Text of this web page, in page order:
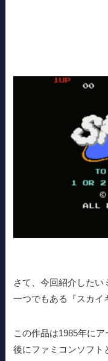
さて、今回紹介した
一つでもある『スカイ
この作品は1985年に
後にファミコンソフト